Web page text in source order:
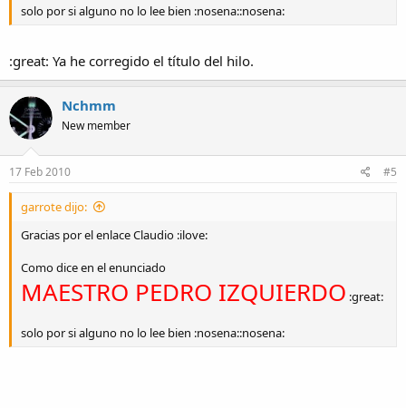
solo por si alguno no lo lee bien :nosena::nosena:
:great: Ya he corregido el título del hilo.
Nchmm
New member
17 Feb 2010 #5
garrote dijo:
Gracias por el enlace Claudio :ilove:
Como dice en el enunciado
MAESTRO PEDRO IZQUIERDO :great:
solo por si alguno no lo lee bien :nosena::nosena: